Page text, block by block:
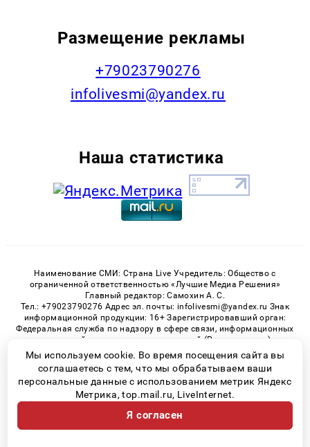
Размещение рекламы
+79023790276
infolivesmi@yandex.ru
Наша статистика
Наименование СМИ: Страна Live Учредитель: Общество с
ограниченной ответственностью «Лучшие Медиа Решения»
Главный редактор: Самохин А. С.
Тел.: +79023790276 Адрес эл. почты: infolivesmi@yandex.ru Знак
информационной продукции: 16+ Зарегистрировавший орган:
Федеральная служба по надзору в сфере связи, информационных
технологий и массовых коммуникаций (Роскомнадзор)
Регистрационный номер СМИ ЭЛ № ФС 77 - 82538 от 21.01.2022
© 2026 «» | Все права защищены
Возрастная категория сайта 16+
Политика конфиденциальности
Мы используем cookie. Во время посещения сайта вы
соглашаетесь с тем, что мы обрабатываем ваши
персональные данные с использованием метрик Яндекс
Метрика, top.mail.ru, LiveInternet.
Я согласен